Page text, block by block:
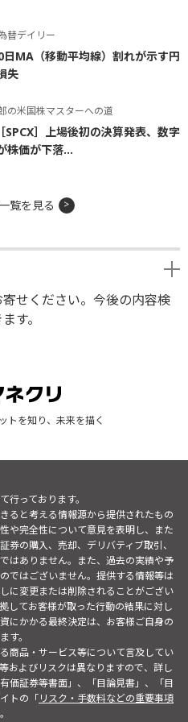
替デイリー
日MA（移動平均線）割れが示す円
失
の米国株マスターへの道
SPCX］上場後初の決算発表、数字
株価が下落...
覧を見る
せください。今後の内容検
す。
トを知り、未来を描く
行っております。
ると考える情報源から提供されたもの
や完全性について意見を表明し、また
の購入、売却、デリバティブ取引、
はありません。また、過去の実績や予
ではございません。提供する情報等は
に変更または削除されることがござい
してお客様が取った行動の結果に対し
にかかる最終決定は、お客様ご自身の
す。
商品・サービス等について言及してい
およびリスクは異なりますので、詳し
価証券等書面」、「目論見書」、「目
トの「リスク・手数料などの重要事項